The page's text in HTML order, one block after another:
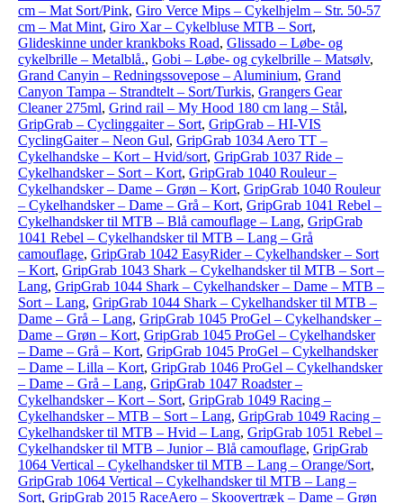
cm – Mat Sort/Pink, Giro Verce Mips – Cykelhjelm – Str. 50-57
cm – Mat Mint, Giro Xar – Cykelbluse MTB – Sort,
Glideskinne under krankboks Road, Glissado – Løbe- og
cykelbrille – Metalblå., Gobi – Løbe- og cykelbrille – Matsølv,
Grand Canyin – Redningssovepose – Aluminium, Grand
Canyon Tampa – Strandtelt – Sort/Turkis, Grangers Gear
Cleaner 275ml, Grind rail – My Hood 180 cm lang – Stål,
GripGrab – Cyclinggaiter – Sort, GripGrab – HI-VIS
CyclingGaiter – Neon Gul, GripGrab 1034 Aero TT –
Cykelhandske – Kort – Hvid/sort, GripGrab 1037 Ride –
Cykelhandsker – Sort – Kort, GripGrab 1040 Rouleur –
Cykelhandsker – Dame – Grøn – Kort, GripGrab 1040 Rouleur
– Cykelhandsker – Dame – Grå – Kort, GripGrab 1041 Rebel –
Cykelhandsker til MTB – Blå camouflage – Lang, GripGrab
1041 Rebel – Cykelhandsker til MTB – Lang – Grå
camouflage, GripGrab 1042 EasyRider – Cykelhandsker – Sort
– Kort, GripGrab 1043 Shark – Cykelhandsker til MTB – Sort –
Lang, GripGrab 1044 Shark – Cykelhandsker – Dame – MTB –
Sort – Lang, GripGrab 1044 Shark – Cykelhandsker til MTB –
Dame – Grå – Lang, GripGrab 1045 ProGel – Cykelhandsker –
Dame – Grøn – Kort, GripGrab 1045 ProGel – Cykelhandsker
– Dame – Grå – Kort, GripGrab 1045 ProGel – Cykelhandsker
– Dame – Lilla – Kort, GripGrab 1046 ProGel – Cykelhandsker
– Dame – Grå – Lang, GripGrab 1047 Roadster –
Cykelhandsker – Kort – Sort, GripGrab 1049 Racing –
Cykelhandsker – MTB – Sort – Lang, GripGrab 1049 Racing –
Cykelhandsker til MTB – Hvid – Lang, GripGrab 1051 Rebel –
Cykelhandsker til MTB – Junior – Blå camouflage, GripGrab
1064 Vertical – Cykelhandsker til MTB – Lang – Orange/Sort,
GripGrab 1064 Vertical – Cykelhandsker til MTB – Lang –
Sort, GripGrab 2015 RaceAero – Skoovertræk – Dame – Grøn